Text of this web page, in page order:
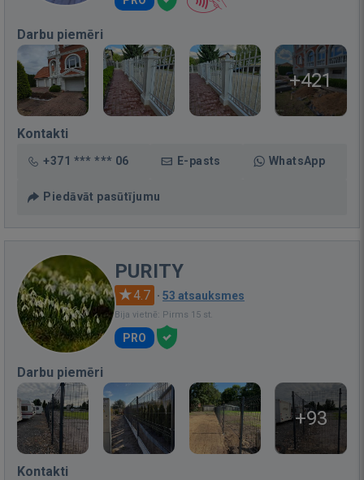
Darbu piemēri
+421
Kontakti
+371 *** *** 06 E-pasts WhatsApp
Piedāvāt pasūtījumu
PURITY
4.7 · 53 atsauksmes
Bija vietnē: Pirms 15 st.
PRO
Darbu piemēri
+93
Kontakti